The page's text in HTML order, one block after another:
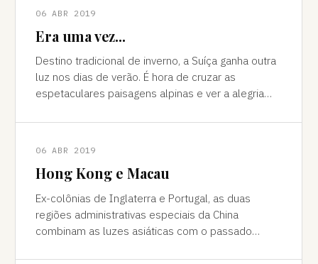
06 ABR 2019
Era uma vez...
Destino tradicional de inverno, a Suíça ganha outra
luz nos dias de verão. É hora de cruzar as
espetaculares paisagens alpinas e ver a alegria
06 ABR 2019
Hong Kong e Macau
Ex-colônias de Inglaterra e Portugal, as duas
regiões administrativas especiais da China
combinam as luzes asiáticas com o passado